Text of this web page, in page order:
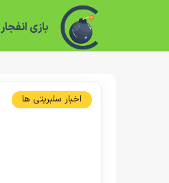
بازی انفجار
اخبار سلبریتی ها